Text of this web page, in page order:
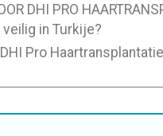
DHI PRO
veilig in Turkije?
Pro